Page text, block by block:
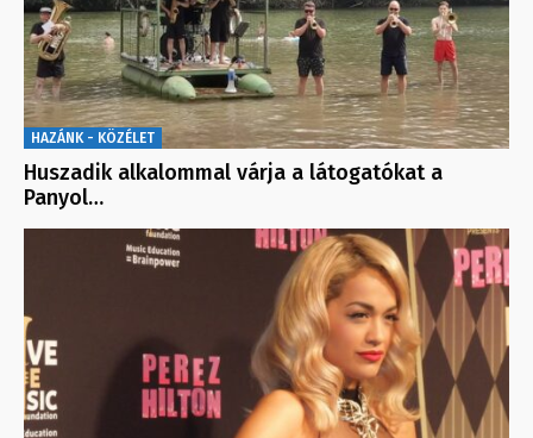
HAZÁNK - KÖZÉLET
Huszadik alkalommal várja a látogatókat a
Panyol…